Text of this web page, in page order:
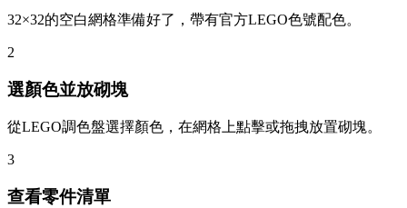
32×32的空白網格準備好了，帶有官方LEGO色號配色。
2
選顏色並放砌塊
從LEGO調色盤選擇顏色，在網格上點擊或拖拽放置砌塊。
3
查看零件清單